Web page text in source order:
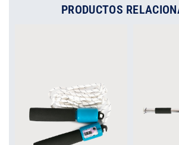
PRODUCTOS